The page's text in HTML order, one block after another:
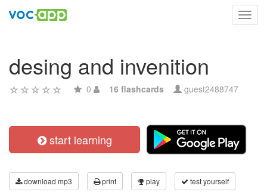
desing and invenition
0 16 flashcards guest2488747
start learning
download mp3 print play test yourself